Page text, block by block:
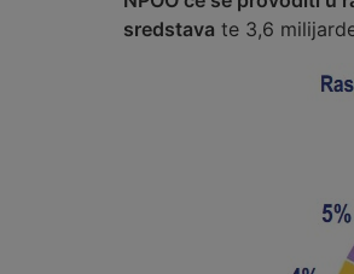
sredstava te 3,6